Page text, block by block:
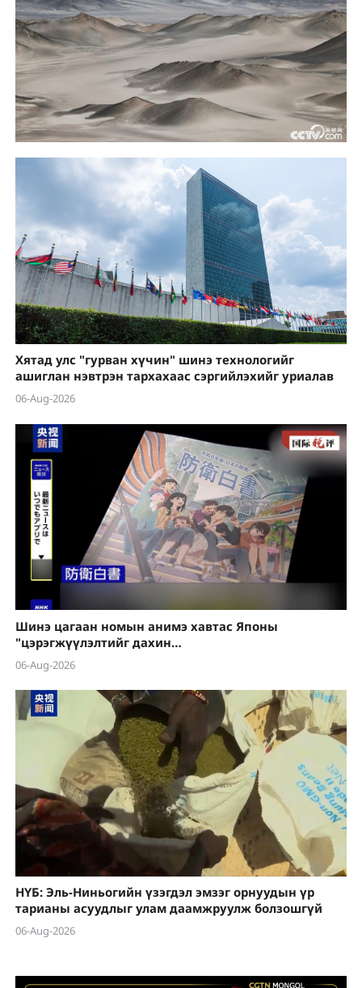
Хятад улс "гурван хүчин" шинэ технологийг
ашиглан нэвтрэн тархахаас сэргийлэхийг уриалав
06-Aug-2026
Шинэ цагаан номын анимэ хавтас Японы
"цэрэгжүүлэлтийг дахин
эрчимжүүлэх" шуналыг нууж чадахгүй
06-Aug-2026
НҮБ: Эль-Ниньогийн үзэгдэл эмзэг орнуудын үр
тарианы асуудлыг улам даамжруулж болзошгүй
06-Aug-2026